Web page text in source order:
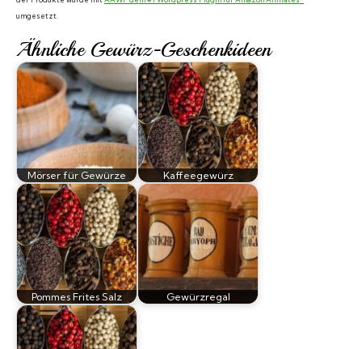
umgesetzt.
Ähnliche Gewürz-Geschenkideen
Mörser für Gewürze Kaffeegewürz
Pommes Frites Salz Gewürzregal